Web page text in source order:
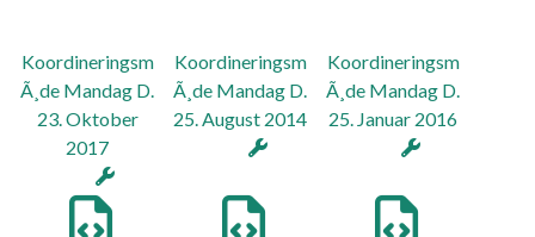
Koordineringsm
Ã¸de Mandag D.
23. Oktober
2017
Koordineringsm
Ã¸de Mandag D.
25. August 2014
Koordineringsm
Ã¸de Mandag D.
25. Januar 2016